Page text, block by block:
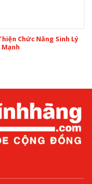
Chức Năng Sinh Lý
Mạnh